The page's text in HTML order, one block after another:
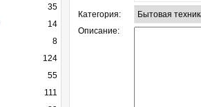
Категория:
Описание:
35
14
8
124
55
111